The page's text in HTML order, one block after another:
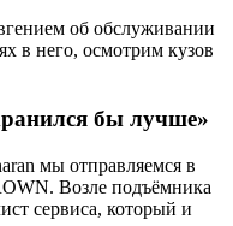
об обслуживании
в него, осмотрим кузов
бы лучше»
мы отправляемся в
Возле подъёмника
сервиса, который и